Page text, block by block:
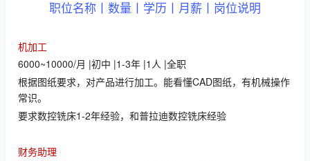
职位名称丨数量丨学历丨月薪丨岗位说明
机加工
6000~10000/月 |初中 |1-3年 |1人 |全职
根据图纸要求，对产品进行加工。能看懂CAD图纸，有机械操作
常识。
要求数控铣床1-2年经验，和普拉迪数控铣床经验
财务助理